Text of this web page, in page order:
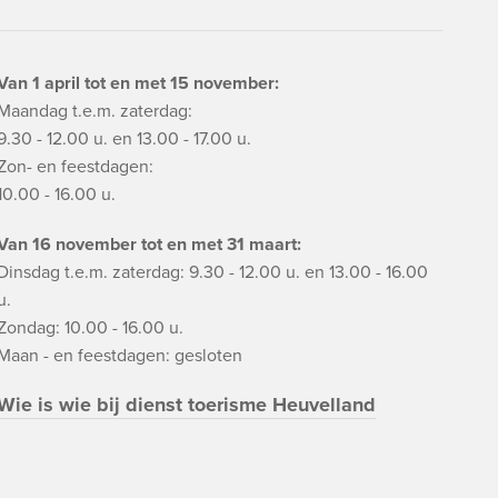
1 april tot en met 15 november:
t.e.m. zaterdag:
- 12.00 u. en 13.00 - 17.00 u.
en feestdagen:
- 16.00 u.
16 november tot en met 31 maart:
t.e.m. zaterdag: 9.30 - 12.00 u. en 13.00 - 16.00
10.00 - 16.00 u.
- en feestdagen: gesloten
is wie bij dienst toerisme Heuvelland